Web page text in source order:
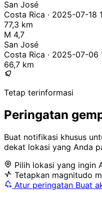
San José
Costa Rica · 2025-07-18
77,3 km
M 4,7
San José
Costa Rica · 2025-07-06
66,7 km
Tetap terinformasi
Peringatan
Buat notifikasi khusus
dekat lokasi yang Anda
Pilih lokasi yang ingin
Tetapkan magnitudo
Atur peringatan Buat